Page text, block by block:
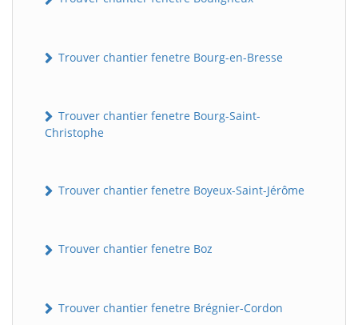
Trouver chantier fenetre Bourg-en-Bresse
Trouver chantier fenetre Bourg-Saint-
Christophe
Trouver chantier fenetre Boyeux-Saint-Jérôme
Trouver chantier fenetre Boz
Trouver chantier fenetre Brégnier-Cordon